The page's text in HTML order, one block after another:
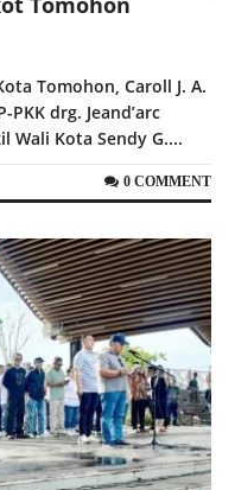
Tomohon, Caroll J. A.
drg. Jeand’arc
Wali Kota Sendy G....
0 COMMENT